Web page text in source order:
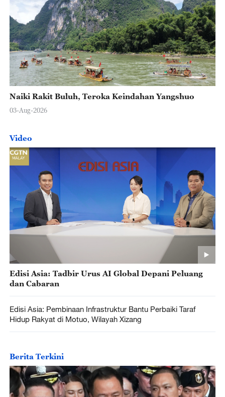
Naiki Rakit Buluh, Teroka Keindahan Yangshuo
03-Aug-2026
Video
Edisi Asia: Tadbir Urus AI Global Depani Peluang
dan Cabaran
Edisi Asia: Pembinaan Infrastruktur Bantu Perbaiki Taraf
Hidup Rakyat di Motuo, Wilayah Xizang
Berita Terkini